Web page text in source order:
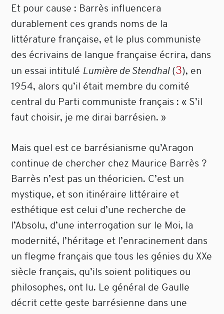
Et pour cause : Barrès influencera
durablement ces grands noms de la
littérature française, et le plus communiste
des écrivains de langue française écrira, dans
un essai intitulé Lumière de Stendhal (3), en
1954, alors qu’il était membre du comité
central du Parti communiste français : « S’il
faut choisir, je me dirai barrésien. »
Mais quel est ce barrésianisme qu’Aragon
continue de chercher chez Maurice Barrès ?
Barrès n’est pas un théoricien. C’est un
mystique, et son itinéraire littéraire et
esthétique est celui d’une recherche de
l’Absolu, d’une interrogation sur le Moi, la
modernité, l’héritage et l’enracinement dans
un flegme français que tous les génies du XXe
siècle français, qu’ils soient politiques ou
philosophes, ont lu. Le général de Gaulle
décrit cette geste barrésienne dans une